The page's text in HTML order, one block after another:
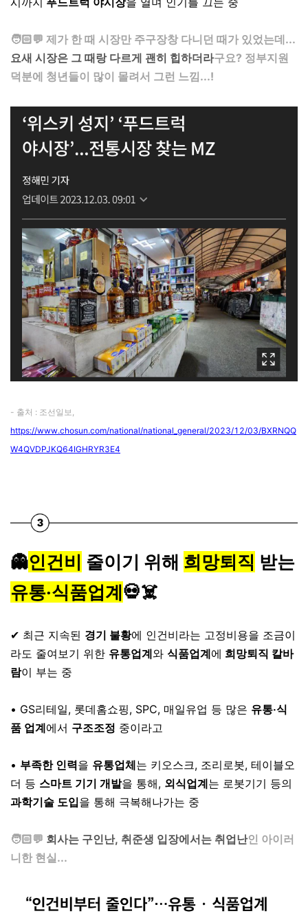
🧑🏻💬 제가 한 때 시장만 주구장창 다니던 때가 있었는데...
요새 시장은 그 때랑 다르게 괜히 힙하더라구요? 정부지원
덕분에 청년들이 많이 몰려서 그런 느낌...!
- 출처 : 조선일보,
https://www.chosun.com/national/national_general/2023/12/03/BXRNQQ
W4QVDPJKQ64IGHRYR3E4
👻인건비 줄이기 위해 희망퇴직 받는
유통‧식품업계💀☠️
✔ 최근 지속된 경기 불황에 인건비라는 고정비용을 조금이
라도 줄여보기 위한 유통업계와 식품업계에 희망퇴직 칼바
람이 부는 중
• GS리테일, 롯데홈쇼핑, SPC, 매일유업 등 많은 유통‧식
품 업계에서 구조조정 중이라고
• 부족한 인력을 유통업체는 키오스크, 조리로봇, 테이블오
더 등 스마트 기기 개발을 통해, 외식업계는 로봇기기 등의
과학기술 도입을 통해 극복해나가는 중
🧑🏻💬 회사는 구인난, 취준생 입장에서는 취업난인 아이러
니한 현실...